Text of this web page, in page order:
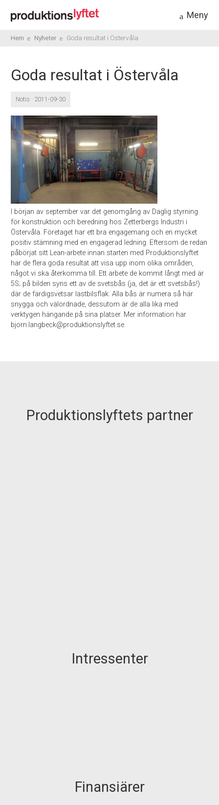
Meny
Hem Nyheter Goda resultat i Östervåla
Goda resultat i Östervåla
Notis · 2011-09-30
I början av september var det genomgång av Daglig styrning
för konstruktion och beredning hos Zetterbergs Industri i
Östervåla. Företaget har ett bra engagemang och en mycket
positiv stämning med en engagerad ledning. Eftersom de redan
påbörjat sitt Lean-arbete innan starten med Produktionslyftet
har de flera goda resultat att visa upp inom olika områden,
något vi ska återkomma till. Ett arbete de kommit långt med är
5S; på bilden syns ett av de svetsbås (ja, det är ett svetsbås!)
där de färdigsvetsar lastbilsflak. Alla bås är numera så här
snygga och välordnade, dessutom är de alla lika med
verktygen hängande på sina platser. Mer information har
bjorn.langbeck@produktionslyftet.se.
Produktionslyftets partner
Intressenter
Finansiärer